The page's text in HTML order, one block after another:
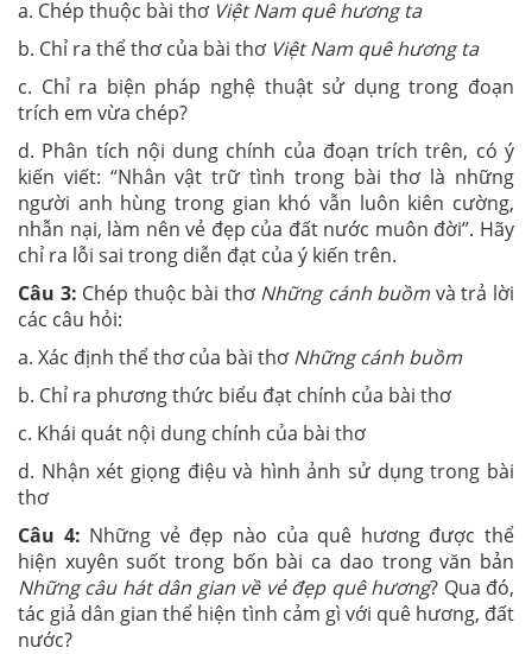
a. Chép thuộc bài thơ Việt Nam quê hương ta
b. Chỉ ra thể thơ của bài thơ Việt Nam quê hương ta
c. Chỉ ra biện pháp nghệ thuật sử dụng trong đoạn
trích em vừa chép?
d. Phân tích nội dung chính của đoạn trích trên, có ý
kiến viết: “Nhân vật trữ tình trong bài thơ là những
người anh hùng trong gian khó vẫn luôn kiên cường,
nhẫn nại, làm nên vẻ đẹp của đất nước muôn đời”. Hãy
chỉ ra lỗi sai trong diễn đạt của ý kiến trên.
Câu 3: Chép thuộc bài thơ Những cánh buồm và trả lời
các câu hỏi:
a. Xác định thể thơ của bài thơ Những cánh buồm
b. Chỉ ra phương thức biểu đạt chính của bài thơ
c. Khái quát nội dung chính của bài thơ
d. Nhận xét giọng điệu và hình ảnh sử dụng trong bài
thơ
Câu 4: Những vẻ đẹp nào của quê hương được thể
hiện xuyên suốt trong bốn bài ca dao trong văn bản
Những câu hát dân gian về vẻ đẹp quê hương? Qua đó,
tác giả dân gian thể hiện tình cảm gì với quê hương, đất
nước?